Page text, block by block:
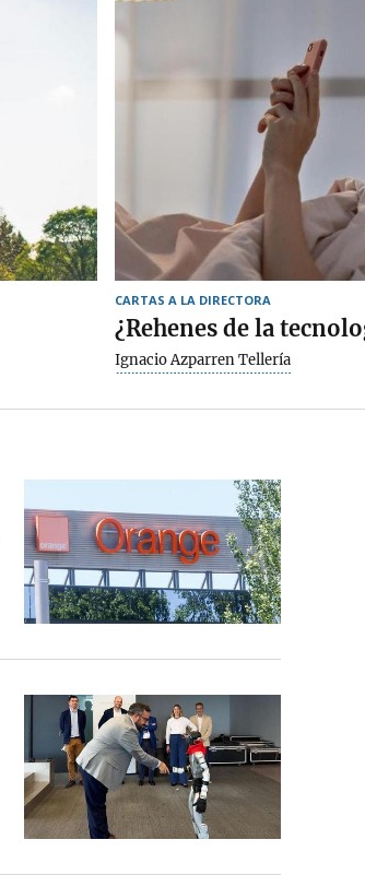
CARTAS A LA DIRECTORA
¿Rehenes de la
Ignacio Azparren Tellería